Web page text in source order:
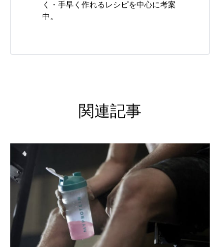
く・手早く作れるレシピを中心に考案
中。
関連記事